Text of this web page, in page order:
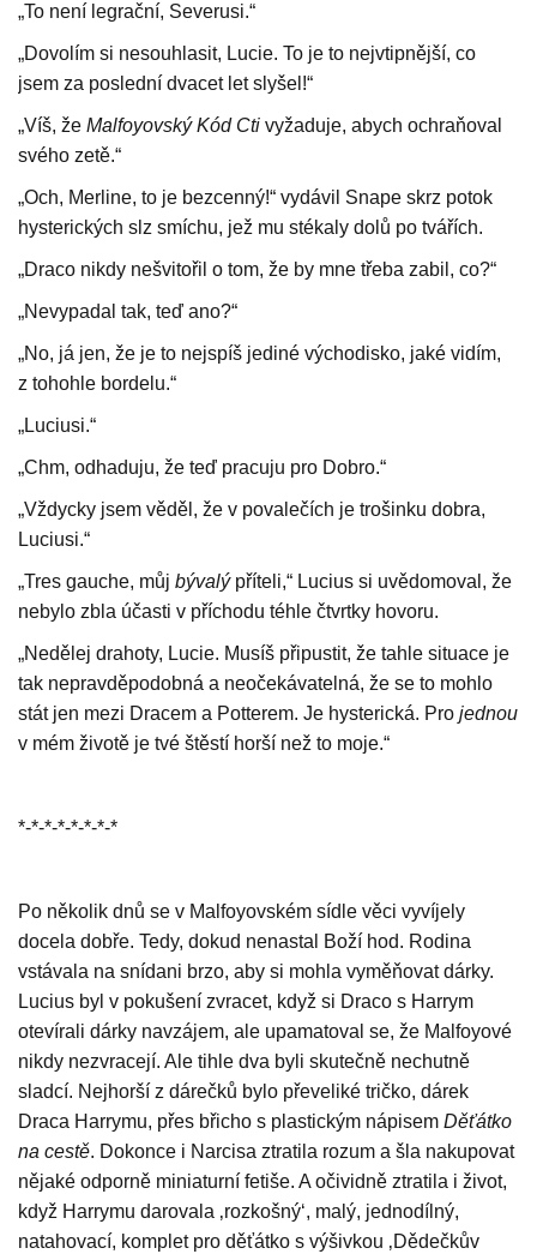
„To není legrační, Severusi.“
„Dovolím si nesouhlasit, Lucie. To je to nejvtipnější, co
jsem za poslední dvacet let slyšel!“
„Víš, že Malfoyovský Kód Cti vyžaduje, abych ochraňoval
svého zetě.“
„Och, Merline, to je bezcenný!“ vydávil Snape skrz potok
hysterických slz smíchu, jež mu stékaly dolů po tvářích.
„Draco nikdy nešvitořil o tom, že by mne třeba zabil, co?“
„Nevypadal tak, teď ano?“
„No, já jen, že je to nejspíš jediné východisko, jaké vidím,
z tohohle bordelu.“
„Luciusi.“
„Chm, odhaduju, že teď pracuju pro Dobro.“
„Vždycky jsem věděl, že v povalečích je trošinku dobra,
Luciusi.“
„Tres gauche, můj bývalýpříteli,“ Lucius si uvědomoval, že
nebylo zbla účasti v příchodu téhle čtvrtky hovoru.
„Nedělej drahoty, Lucie. Musíš připustit, že tahle situace je
tak nepravděpodobná a neočekávatelná, že se to mohlo
stát jen mezi Dracem a Potterem. Je hysterická. Pro jednou
v mém životě je tvé štěstí horší než to moje.“
*-*-*-*-*-*-*-*
Po několik dnů se v Malfoyovském sídle věci vyvíjely
docela dobře. Tedy, dokud nenastal Boží hod. Rodina
vstávala na snídani brzo, aby si mohla vyměňovat dárky.
Lucius byl v pokušení zvracet, když si Draco s Harrym
otevírali dárky navzájem, ale upamatoval se, že Malfoyové
nikdy nezvracejí. Ale tihle dva byli skutečně nechutně
sladcí. Nejhorší z dárečků bylo převeliké tričko, dárek
Draca Harrymu, přes břicho s plastickým nápisem Děťátko
na cestě. Dokonce i Narcisa ztratila rozum a šla nakupovat
nějaké odporně miniaturní fetiše. A očividně ztratila i život,
když Harrymu darovala ‚rozkošný‘, malý, jednodílný,
natahovací, komplet pro děťátko s výšivkou ‚Dědečkův